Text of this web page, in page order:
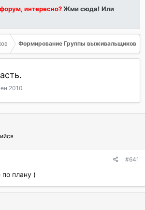
интересно?Жми сюда! Или
Формирование Группы выживальщиков
2010
#641
по плану )